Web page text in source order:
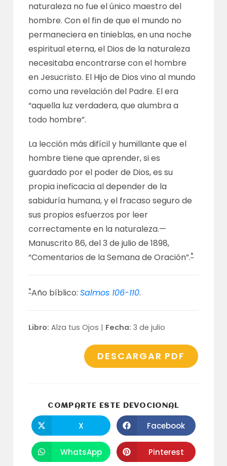
naturaleza no fue el único maestro del
hombre. Con el fin de que el mundo no
permaneciera en tinieblas, en una noche
espiritual eterna, el Dios de la naturaleza
necesitaba encontrarse con el hombre
en Jesucristo. El Hijo de Dios vino al mundo
como una revelación del Padre. El era
“aquella luz verdadera, que alumbra a
todo hombre”.
La lección más difícil y humillante que el
hombre tiene que aprender, si es
guardado por el poder de Dios, es su
propia ineficacia al depender de la
sabiduría humana, y el fracaso seguro de
sus propios esfuerzos por leer
correctamente en la naturaleza.—
Manuscrito 86, del 3 de julio de 1898,
“Comentarios de la Semana de Oración”.*
*Año bíblico:Salmos 106-110.
Libro: Alza tus Ojos | Fecha: 3 de julio
DESCARGAR PDF
COMPARTE ESTE DEVOCIONAL
abre
en
una
nueva
ventana
X Se
abre
en
una
nueva
ventana
Facebook
Se
abre
WhatsApp Se
abre
Pinterest